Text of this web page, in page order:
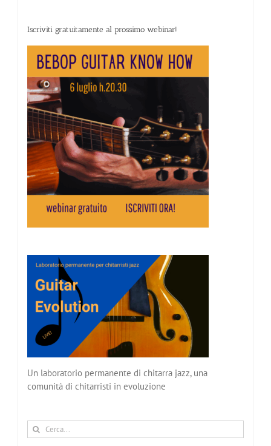
Iscriviti gratuitamente al prossimo webinar!
Un laboratorio permanente di chitarra jazz, una
comunità di chitarristi in evoluzione
Cerca
per: